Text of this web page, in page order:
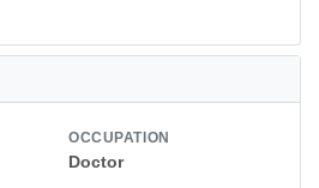
OCCUPATION
Doctor